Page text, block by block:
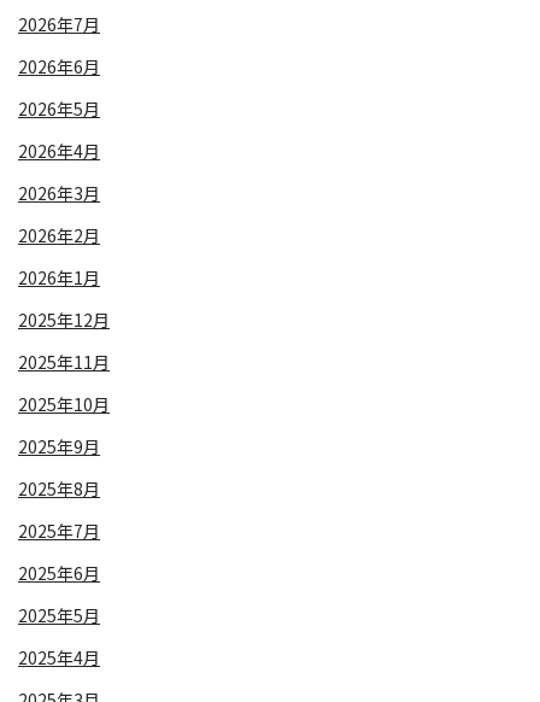
2026年7月
2026年6月
2026年5月
2026年4月
2026年3月
2026年2月
2026年1月
2025年12月
2025年11月
2025年10月
2025年9月
2025年8月
2025年7月
2025年6月
2025年5月
2025年4月